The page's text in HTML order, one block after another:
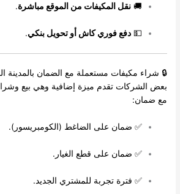
🚚نقل المكيفات من الموقع مباشرة.
💵دفع فوري كاش أو تحويل بنكي.
🔒 شراء مكيفات مستعملة مع الضمان بالمدينة
بعض الشركات تقدم ميزة إضافية وهي بيع
مع ضمان:
✅ ضمان على الضاغط (الكومبريسور).
✅ ضمان على قطع الغيار.
✅ فترة تجربة للمشتري الجديد.